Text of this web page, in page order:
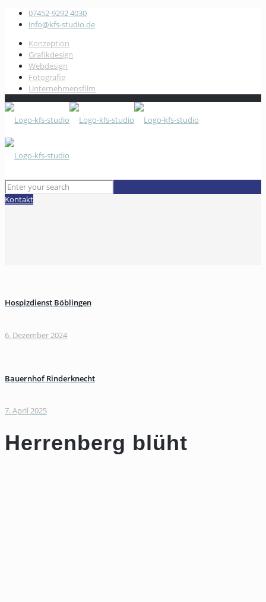
07452-9292 4030
info@kfs-studio.de
Konzeption
Grafikdesign
Webdesign
Fotografie
Unternehmensfilm
Kontakt
Hospizdienst Böblingen
6. Dezember 2024
Bauernhof Rinderknecht
7. April 2025
Herrenberg blüht